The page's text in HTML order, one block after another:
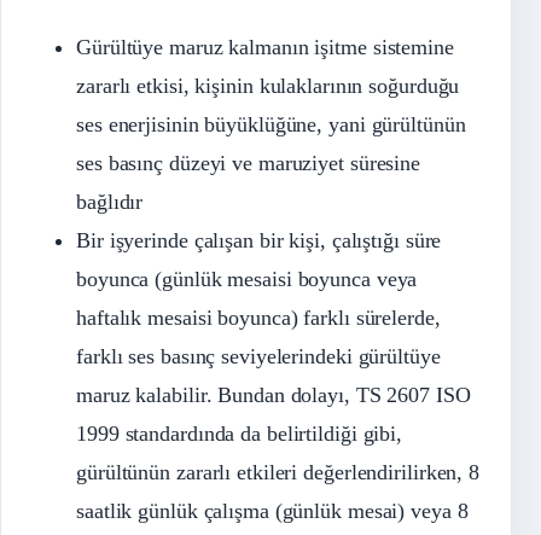
Gürültüye maruz kalmanın işitme sistemine
zararlı etkisi, kişinin kulaklarının soğurduğu
ses enerjisinin büyüklüğüne, yani gürültünün
ses basınç düzeyi ve maruziyet süresine
bağlıdır
Bir işyerinde çalışan bir kişi, çalıştığı süre
boyunca (günlük mesaisi boyunca veya
haftalık mesaisi boyunca) farklı sürelerde,
farklı ses basınç seviyelerindeki gürültüye
maruz kalabilir. Bundan dolayı, TS 2607 ISO
1999 standardında da belirtildiği gibi,
gürültünün zararlı etkileri değerlendirilirken, 8
saatlik günlük çalışma (günlük mesai) veya 8